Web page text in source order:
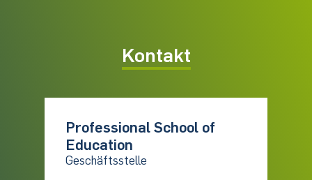
Kontakt
Professional School of
Education
Geschäftsstelle